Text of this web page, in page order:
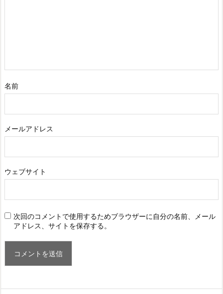
名前
メールアドレス
ウェブサイト
次回のコメントで使用するためブラウザーに自分の名前、メール
アドレス、サイトを保存する。